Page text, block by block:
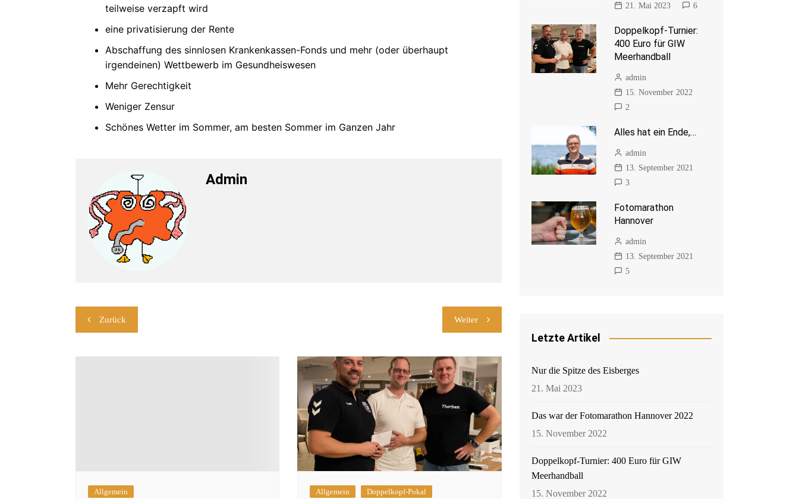
teilweise verzapft wird
eine privatisierung der Rente
Abschaffung des sinnlosen Krankenkassen-Fonds und mehr (oder überhaupt
irgendeinen) Wettbewerb im Gesundheiswesen
Mehr Gerechtigkeit
Weniger Zensur
Schönes Wetter im Sommer, am besten Sommer im Ganzen Jahr
Admin
Beitragsnavigation
Zurück Weiter
Allgemein Allgemein Doppelkopf-Pokal
21. Mai 2023
6
Doppelkopf-Turnier:
400 Euro für GIW
Meerhandball
admin
15. November 2022
2
Alles hat ein Ende,…
admin
13. September 2021
3
Fotomarathon
Hannover
admin
13. September 2021
5
Letzte Artikel
Nur die Spitze des Eisberges
21. Mai 2023
Das war der Fotomarathon Hannover 2022
15. November 2022
Doppelkopf-Turnier: 400 Euro für GIW
Meerhandball
15. November 2022